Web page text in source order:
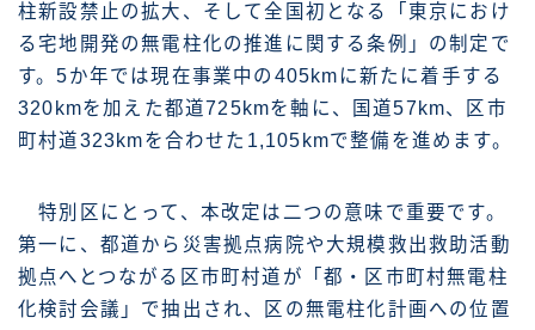
柱新設禁止の拡大、そして全国初となる「東京におけ
る宅地開発の無電柱化の推進に関する条例」の制定で
す。5か年では現在事業中の405kmに新たに着手する
320kmを加えた都道725kmを軸に、国道57km、区市
町村道323kmを合わせた1,105kmで整備を進めます。
特別区にとって、本改定は二つの意味で重要です。
第一に、都道から災害拠点病院や大規模救出救助活動
拠点へとつながる区市町村道が「都・区市町村無電柱
化検討会議」で抽出され、区の無電柱化計画への位置